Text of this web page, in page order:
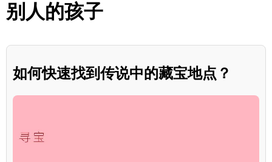
别人的孩子
如何快速找到传说中的藏宝地点？